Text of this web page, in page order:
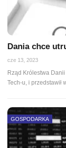
Dania chce
cze 13, 2023
Rząd Królestwa
Tech-u, i przedstawił
GOSPODARKA